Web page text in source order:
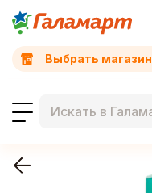
Выбрать магазин